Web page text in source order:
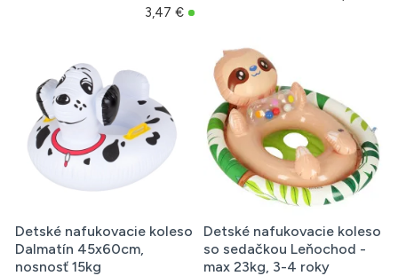
3,47 €
Detské nafukovacie koleso
Dalmatín 45x60cm,
nosnosť 15kg
Detské nafukovacie koleso
so sedačkou Leňochod -
max 23kg, 3-4 roky